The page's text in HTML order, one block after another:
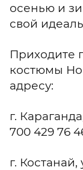
осенью и
свой
Приходите
костюмы
адресу:
г.
700 429 76
г. Костанай,